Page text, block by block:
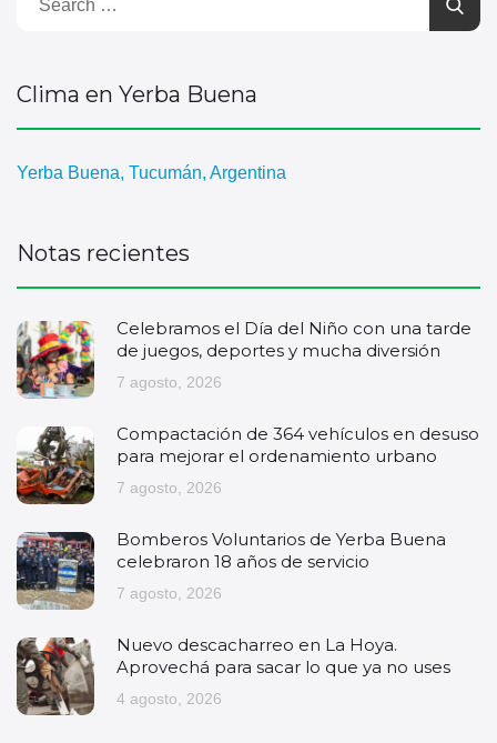
Clima en Yerba Buena
Yerba Buena, Tucumán, Argentina
Notas recientes
Celebramos el Día del Niño con una tarde
de juegos, deportes y mucha diversión
7 agosto, 2026
Compactación de 364 vehículos en desuso
para mejorar el ordenamiento urbano
7 agosto, 2026
Bomberos Voluntarios de Yerba Buena
celebraron 18 años de servicio
7 agosto, 2026
Nuevo descacharreo en La Hoya.
Aprovechá para sacar lo que ya no uses
4 agosto, 2026